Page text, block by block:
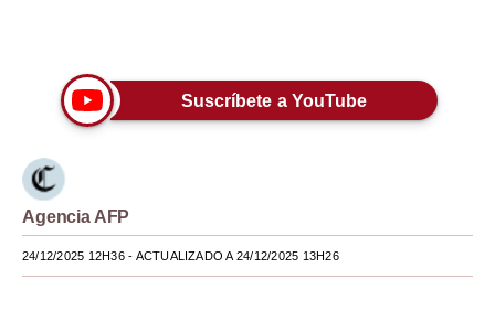
Estilos
EEUU
México
España
Suscríbete a YouTube
Agencia AFP
24/12/2025 12H36- ACTUALIZADO A 24/12/2025 13H26